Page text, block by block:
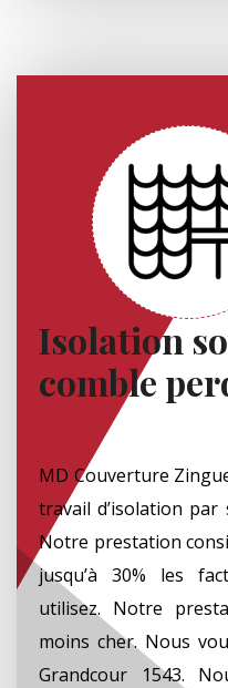
Isolation
comble
MD Couverture
travail d’isolation par
Notre prestation
jusqu’à 30% les
utilisez. Notre
moins cher. Nous
Grandcour 1543.